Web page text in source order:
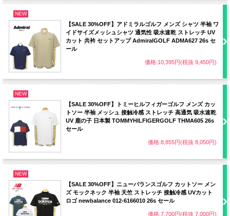
NEW
【SALE 30%OFF】アドミラルゴルフ メンズ シャツ 半袖 ワ
イドサイズメッシュシャツ 通気性 吸水速乾 ストレッチ UV
カット 共衿 セットアップ AdmiralGOLF ADMA627 26s セ
ール
価格:10,395円(税抜 9,450円)
NEW
【SALE 30%OFF】トミーヒルフィガーゴルフ メンズ カッ
トソー 半袖 メッシュ 接触冷感 ストレッチ 高通気 吸水速乾
UV 鹿の子 日本製 TOMMYHILFIGERGOLF THMA605 26s
セール
価格:8,855円(税抜 8,050円)
NEW
【SALE 30%OFF】ニューバランスゴルフ カットソー メン
ズ モックネック 半袖 天竺 ストレッチ 接触冷感 UVカット
ロゴ newbalance 012-6166010 26s セール
価格:7,700円(税抜 7,000円)